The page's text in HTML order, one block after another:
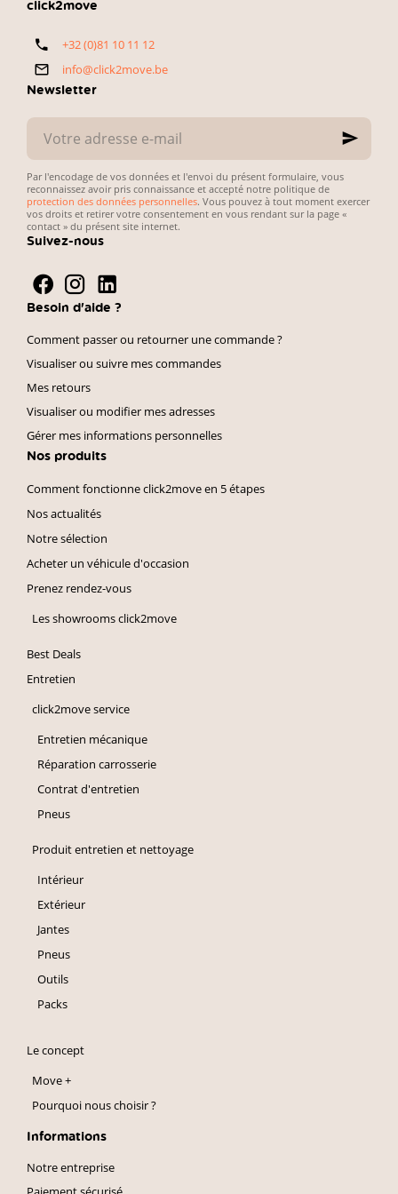
directe et
simplicité des
démarches
Newsletter
Votre
adresse
e-
mail
Par l'encodage de vos données et l'envoi du présent formulaire, vous
reconnaissez avoir pris connaissance et accepté notre politique de
protection des données personnelles. Vous pouvez à tout moment exercer
vos droits et retirer votre consentement en vous rendant sur la page «
contact » du présent site internet.
click2move
+32 (0)81 10 11 12
info@click2move.be
Suivez-nous
Besoin d'aide ?
Comment passer ou retourner une commande ?
Visualiser ou suivre mes commandes
Mes retours
Visualiser ou modifier mes adresses
Gérer mes informations personnelles
Nos produits
Comment fonctionne click2move en 5 étapes
Nos actualités
Notre sélection
Acheter un véhicule d'occasion
Prenez rendez-vous
Les showrooms click2move
Best Deals
Entretien
click2move service
Entretien mécanique
Réparation carrosserie
Contrat d'entretien
Pneus
Produit entretien et nettoyage
Intérieur
Extérieur
Jantes
Pneus
Outils
Packs
Le concept
Move +
Pourquoi nous choisir ?
Informations
Notre entreprise